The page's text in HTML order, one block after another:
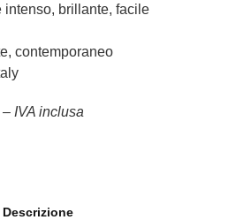
Descrizione
intenso, brillante, facile
contemporaneo
IVA inclusa